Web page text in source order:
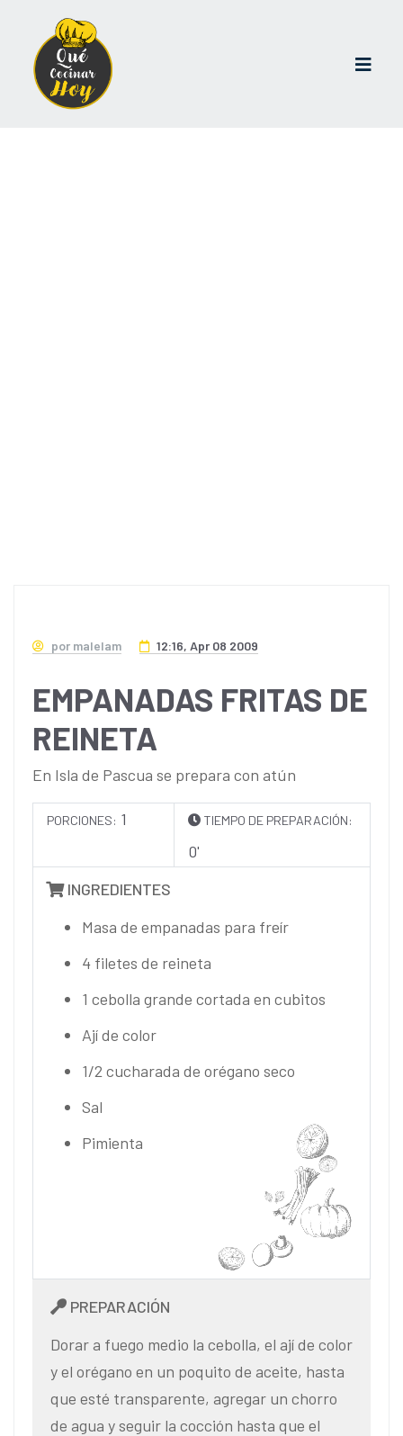
por malelam 12:16, Apr 08 2009
EMPANADAS FRITAS DE
REINETA
En Isla de Pascua se prepara con atún
PORCIONES: 1 TIEMPO DE PREPARACIÓN:
0'
INGREDIENTES
Masa de empanadas para freír
4 filetes de reineta
1 cebolla grande cortada en cubitos
Ají de color
1/2 cucharada de orégano seco
Sal
Pimienta
PREPARACIÓN
Dorar a fuego medio la cebolla, el ají de color
y el orégano en un poquito de aceite, hasta
que esté transparente, agregar un chorro
de agua y seguir la cocción hasta que el